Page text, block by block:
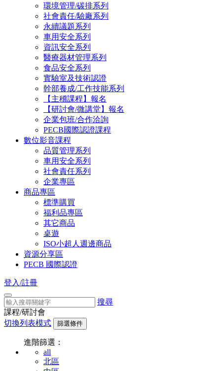
環境管理/碳排系列
社會責任/驗廠系列
永續議題系列
車用安全系列
資訊安全系列
醫療器材管理系列
食品安全系列
實驗室及技術認證
幹部養成/工作技能系列
【主稽課程】報名
【研討會/微講堂】報名
企業包班/合作洽詢
PECB國際認證課程
數位影音課程
品質管理系列
車用安全系列
社會責任系列
企業專區
商品專區
標準購買
福利品專區
其它商品
桌遊
ISO小超人週邊商品
資源分享區
PECB 國際認證
登入/註冊
搜尋
課程/研討會
切換列表模式
篩選條件
進階篩選：
all
北區